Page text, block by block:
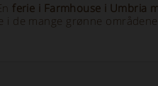
ferie i Farmhouse i Umbria
i de mange grønne